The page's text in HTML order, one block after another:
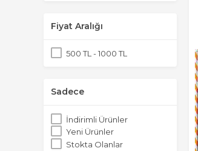
Fiyat Aralığı
500 TL - 1000 TL
Sadece
İndirimli Ürünler
Yeni Ürünler
Stokta Olanlar